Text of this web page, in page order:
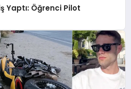
Yaptı: Öğrenci Pilot